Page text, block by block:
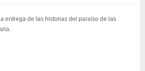
entrega de las historias del paraíso de las